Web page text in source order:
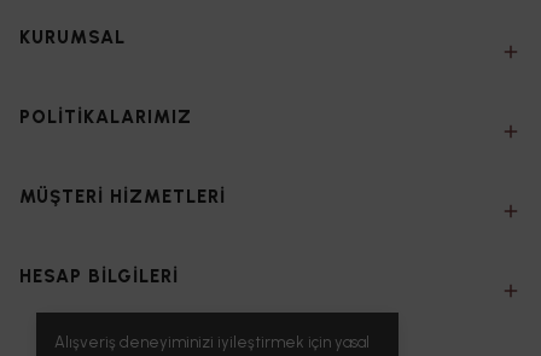
Alışveriş deneyiminizi iyileştirmek için yasal
KURUMSAL
POLİTİKALARIMIZ
MÜŞTERİ HİZMETLERİ
HESAP BİLGİLERİ